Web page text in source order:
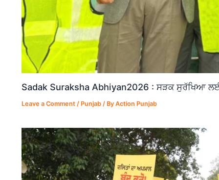
Sadak Suraksha Abhiyan2026 : ਸੜਕ ਸੁਰੱਖਿਆ
Leave a Comment / Punjab / ByAction Punjab